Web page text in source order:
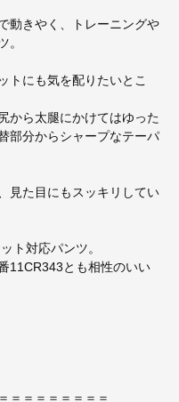
動きやく、トレーニングや
。
トにも気を配りたいとこ
から太腿にかけてはゆった
部分からシャープなテーパ
見た目にもスッキリしてい
ト対応パンツ。
11CR343とも相性のいい
＝＝＝＝＝＝＝＝